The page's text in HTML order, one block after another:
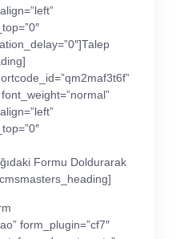
Formu Doldurarak
form_plugin=”cf7″